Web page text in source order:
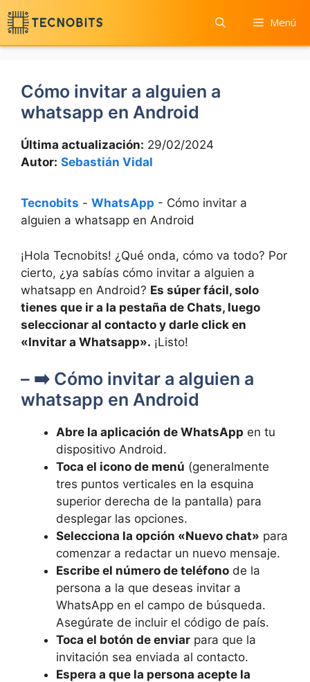
Saltar
al
contenido
Menú
Cómo invitar a alguien a
whatsapp en Android
Última actualización: 29/02/2024
Autor: Sebastián Vidal
Tecnobits - WhatsApp - Cómo invitar a
alguien a whatsapp en Android
¡Hola Tecnobits! ¿Qué onda, cómo va todo? Por
cierto, ¿ya sabías cómo invitar a alguien a
whatsapp en Android? Es súper fácil, solo
tienes que ir a la pestaña de Chats, luego
seleccionar al contacto y darle click en
«Invitar a Whatsapp». ¡Listo!
– ➡️ Cómo invitar a alguien a
whatsapp en Android
Abre la aplicación de WhatsApp en tu
dispositivo Android.
Toca el icono de menú (generalmente
tres puntos verticales en la esquina
superior derecha de la pantalla) para
desplegar las opciones.
Selecciona la opción «Nuevo chat» para
comenzar a redactar un nuevo mensaje.
Escribe el número de teléfono de la
persona a la que deseas invitar a
WhatsApp en el campo de búsqueda.
Asegúrate de incluir el código de país.
Toca el botón de enviar para que la
invitación sea enviada al contacto.
Espera a que la persona acepte la